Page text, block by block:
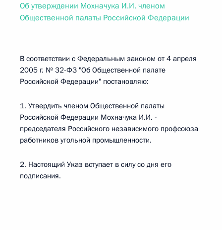
Об утверждении Мохначука И.И. членом
Общественной палаты Российской Федерации
В соответствии с Федеральным законом от 4 апреля
2005 г. № 32-ФЗ "Об Общественной палате
Российской Федерации" постановляю:
1. Утвердить членом Общественной палаты
Российской Федерации Мохначука И.И. -
председателя Российского независимого профсоюза
работников угольной промышленности.
2. Настоящий Указ вступает в силу со дня его
подписания.